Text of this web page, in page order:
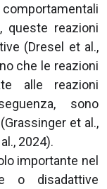
queste reazioni
(Dresel et al.,
che le reazioni
alle reazioni
sono
et al.,
2024).
importante nel
o disadattive